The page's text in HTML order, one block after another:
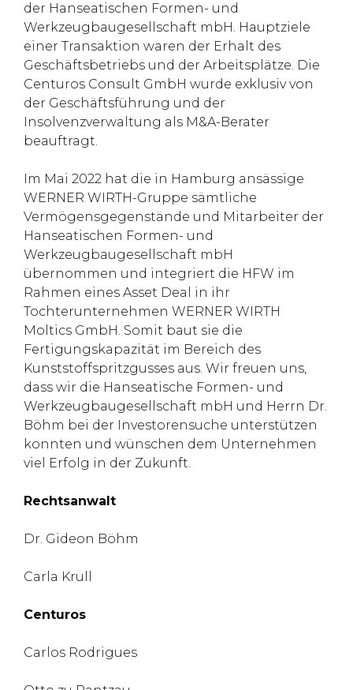
der Hanseatischen Formen- und
Werkzeugbaugesellschaft mbH. Hauptziele
einer Transaktion waren der Erhalt des
Geschäftsbetriebs und der Arbeitsplätze. Die
Centuros Consult GmbH wurde exklusiv von
der Geschäftsführung und der
Insolvenzverwaltung als M&A-Berater
beauftragt.
Im Mai 2022 hat die in Hamburg ansässige
WERNER WIRTH-Gruppe sämtliche
Vermögensgegenstände und Mitarbeiter der
Hanseatischen Formen- und
Werkzeugbaugesellschaft mbH
übernommen und integriert die HFW im
Rahmen eines Asset Deal in ihr
Tochterunternehmen WERNER WIRTH
Moltics GmbH. Somit baut sie die
Fertigungskapazität im Bereich des
Kunststoffspritzgusses aus. Wir freuen uns,
dass wir die Hanseatische Formen- und
Werkzeugbaugesellschaft mbH und Herrn Dr.
Böhm bei der Investorensuche unterstützen
konnten und wünschen dem Unternehmen
viel Erfolg in der Zukunft.
Rechtsanwalt
Dr. Gideon Böhm
Carla Krull
Centuros
Carlos Rodrigues